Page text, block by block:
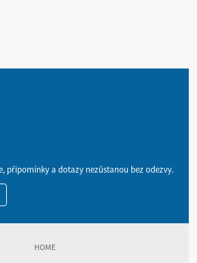
připomínky a dotazy nezůstanou bez odezvy.
HOME